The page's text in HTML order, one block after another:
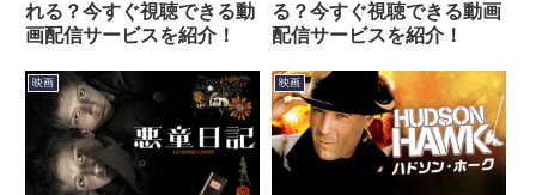
れる？今すぐ視聴できる動
画配信サービスを紹介！
る？今すぐ視聴できる動画
配信サービスを紹介！
映画 映画